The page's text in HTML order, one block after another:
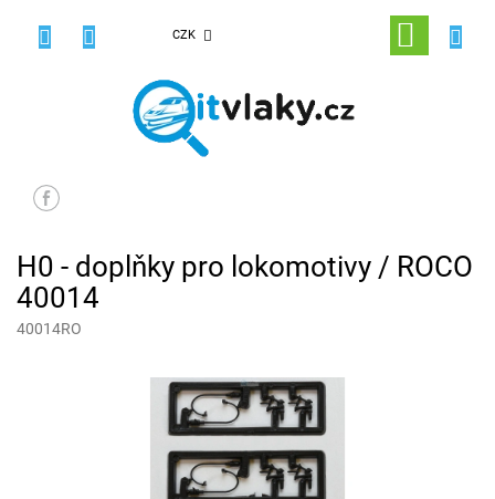
CZK
NÁKUPNÍ
KOŠÍK
H0 - doplňky pro lokomotivy / ROCO
40014
40014RO